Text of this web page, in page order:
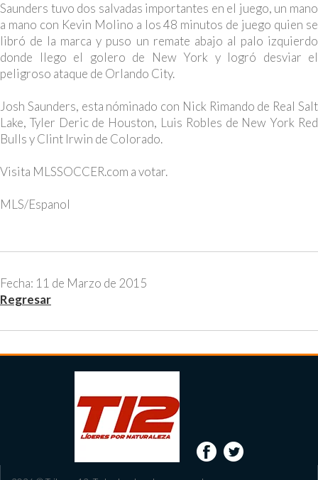
Saunders tuvo dos salvadas importantes en el juego, un mano
a mano con Kevin Molino a los 48 minutos de juego quien se
libró de la marca y puso un remate abajo al palo izquierdo
donde llego el golero de New York y logró desviar el
peligroso ataque de Orlando City.
Josh Saunders, esta nóminado con Nick Rimando de Real Salt
Lake, Tyler Deric de Houston, Luis Robles de New York Red
Bulls y Clint Irwin de Colorado.
Visita MLSSOCCER.com a votar.
MLS/Espanol
Fecha: 11 de Marzo de 2015
Regresar